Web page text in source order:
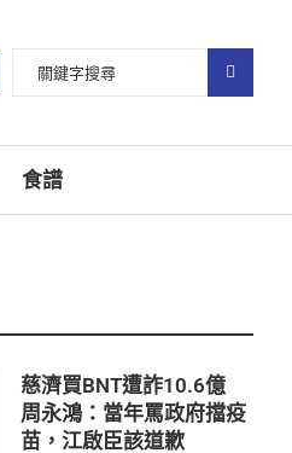
食譜
慈濟買BNT遭詐10.6億
周永鴻：當年罵政府擋疫
苗，江啟臣該道歉